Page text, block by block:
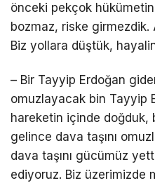
önceki pekçok hükümetin
bozmaz, riske girmezdik.
Biz yollara düştük,
– Bir Tayyip Erdoğan
omuzlayacak bin Tayyip
hareketin içinde doğduk,
gelince dava taşını
dava taşını gücümüz
ediyoruz. Biz üzerimizde